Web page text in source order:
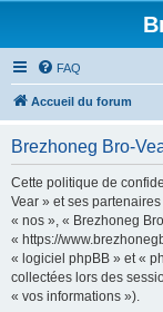
FAQ
Accueil du forum
Brezhoneg Bro-
Cette politique de
Vear » et ses
« nos », « Brezhoneg
« https://
« logiciel phpBB » et «
collectées lors des
« vos informations »).